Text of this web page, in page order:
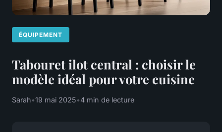
ÉQUIPEMENT
Tabouret ilot central : choisir le
modèle idéal pour votre cuisine
Sarah•19 mai 2025•4 min de lecture